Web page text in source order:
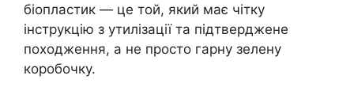
біопластик — це той, який має чітку
інструкцію з утилізації та підтверджене
походження, а не просто гарну зелену
коробочку.